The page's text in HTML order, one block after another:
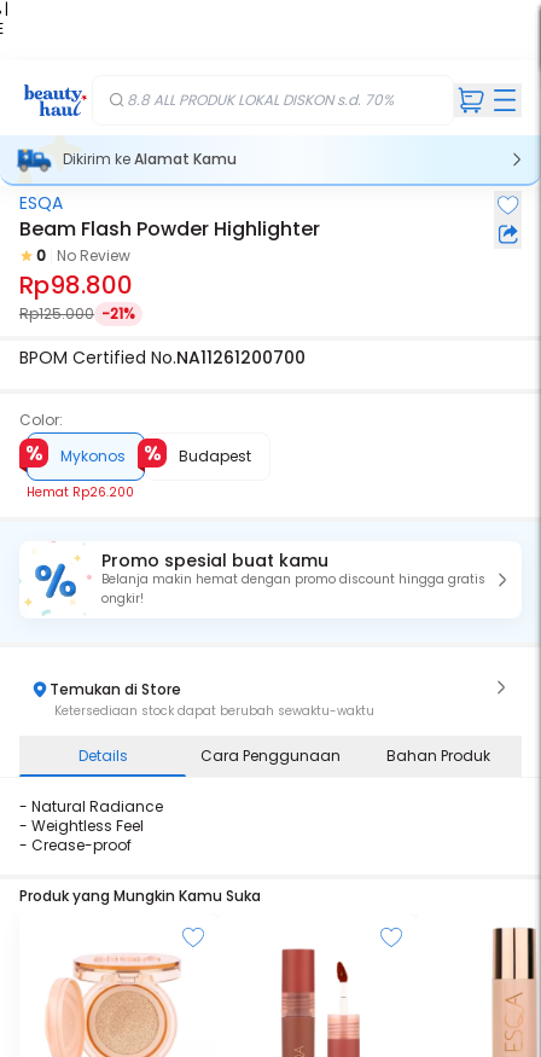
|
8.8 ALL PRODUK LOKAL DISKON s.d. 70%
Dikirim keAlamat Kamu
ESQA
Beam Flash Powder Highlighter
0 No Review
Rp98.800
Rp125.000 -21%
BPOM Certified No.NA11261200700
Color:
Mykonos
Hemat Rp26.200
Budapest
Promo spesial buat kamu
Belanja makin hemat dengan promo discount hingga gratis
ongkir!
Temukan di Store
Ketersediaan stock dapat berubah sewaktu-waktu
Details Cara Penggunaan Bahan Produk
- Natural Radiance
- Weightless Feel
- Crease-proof
Produk yang Mungkin Kamu Suka